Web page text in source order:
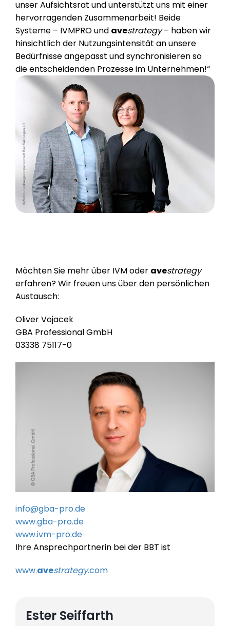
unser Aufsichtsrat und unterstützt uns mit einer
hervorragenden Zusammenarbeit! Beide
Systeme – IVMPRO und avestrategy– haben wir
hinsichtlich der Nutzungsintensität an unsere
Bedürfnisse angepasst und synchronisieren so
die entscheidenden Prozesse im Unternehmen!“
Möchten Sie mehr über IVM oder avestrategy
erfahren? Wir freuen uns über den persönlichen
Austausch:
Oliver Vojacek
GBA Professional GmbH
03338 75117-0
info@gba-pro.de
www.gba-pro.de
www.ivm-pro.de
Ihre Ansprechpartnerin bei der BBT ist
www.avestrategy.com
Ester Seiffarth